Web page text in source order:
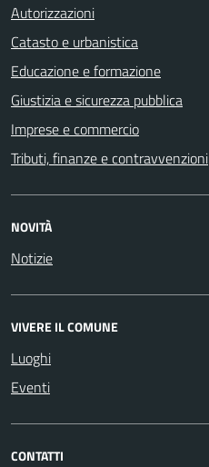
Autorizzazioni
Catasto e urbanistica
Educazione e formazione
Giustizia e sicurezza pubblica
Imprese e commercio
Tributi, finanze e contravvenzioni
NOVITÀ
Notizie
VIVERE IL COMUNE
Luoghi
Eventi
CONTATTI